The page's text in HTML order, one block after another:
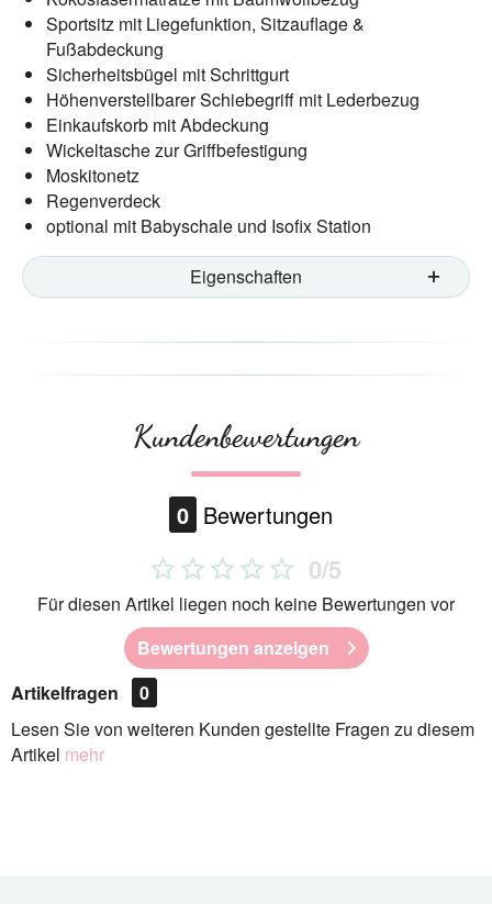
Sportsitz mit Liegefunktion, Sitzauflage &
Fußabdeckung
Sicherheitsbügel mit Schrittgurt
Höhenverstellbarer Schiebegriff mit Lederbezug
Einkaufskorb mit Abdeckung
Wickeltasche zur Griffbefestigung
Moskitonetz
Regenverdeck
optional mit Babyschale und Isofix Station
Eigenschaften
Kundenbewertungen
0 Bewertungen
0/5
Für diesen Artikel liegen noch keine Bewertungen vor
Bewertungen anzeigen
Artikelfragen
0
Lesen Sie von weiteren Kunden gestellte Fragen zu diesem
Artikel mehr